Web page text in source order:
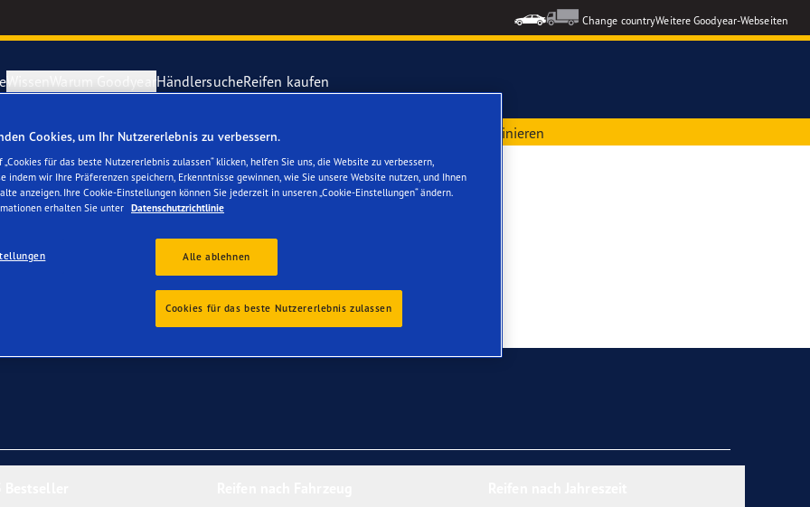
Change countryWeitere Goodyear-Webseiten
Wissen
Reifenpflege
Sie einen Platten
Warum Goodyear
erforscht Schnee
Blimp
RACING
Performance 2
Vector 4Seasons GEN-3
Alle Reifen anzeigen
HändlersucheReifen kaufen
gratis– Goodyear Reifen jetzt online bestellen – Reifenwechsel online terminieren
Kia ProCeed
Cookies, um Ihr Nutzererlebnis zu verbessern.
„Cookies für das beste Nutzererlebnis zulassen“ klicken, helfen Sie uns, die Website zu verbessern,
indem wir Ihre Präferenzen speichern, Erkenntnisse gewinnen, wie Sie unsere Website nutzen, und Ihnen
anzeigen. Ihre Cookie-Einstellungen können Sie jederzeit in unseren „Cookie-Einstellungen“ ändern.
erhalten Sie unter Datenschutzrichtlinie
Alle ablehnen
Cookies für das beste Nutzererlebnis zulassen